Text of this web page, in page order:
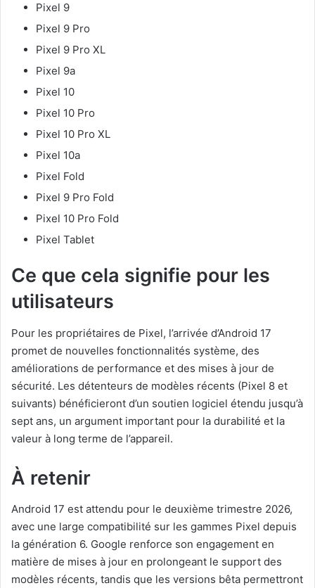
Pixel 9
Pixel 9 Pro
Pixel 9 Pro XL
Pixel 9a
Pixel 10
Pixel 10 Pro
Pixel 10 Pro XL
Pixel 10a
Pixel Fold
Pixel 9 Pro Fold
Pixel 10 Pro Fold
Pixel Tablet
Ce que cela signifie pour les
utilisateurs
Pour les propriétaires de Pixel, l’arrivée d’Android 17
promet de nouvelles fonctionnalités système, des
améliorations de performance et des mises à jour de
sécurité. Les détenteurs de modèles récents (Pixel 8 et
suivants) bénéficieront d’un soutien logiciel étendu jusqu’à
sept ans, un argument important pour la durabilité et la
valeur à long terme de l’appareil.
À retenir
Android 17 est attendu pour le deuxième trimestre 2026,
avec une large compatibilité sur les gammes Pixel depuis
la génération 6. Google renforce son engagement en
matière de mises à jour en prolongeant le support des
modèles récents, tandis que les versions bêta permettront